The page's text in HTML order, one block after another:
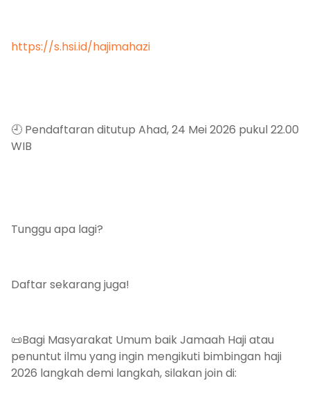
https://s.hsi.id/hajimahazi
🕘 Pendaftaran ditutup Ahad, 24 Mei 2026 pukul 22.00
WIB
Tunggu apa lagi?
Daftar sekarang juga!
📜Bagi Masyarakat Umum baik Jamaah Haji atau
penuntut ilmu yang ingin mengikuti bimbingan haji
2026 langkah demi langkah, silakan join di: